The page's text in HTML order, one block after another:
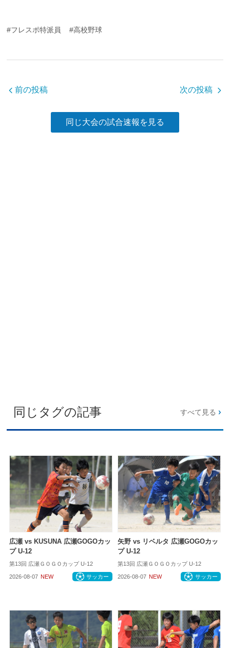
c
e
b
o
tt
er
e
#フレスポ特派員 #高校野球
前の投稿 次の投稿
同じ大会の試合速報を見る
同じタグの記事 すべて見る
広瀬 vs KUSUNA 広瀬GOGOカッ
プ U-12
第13回 広瀬ＧＯＧＯカップ U-12
2026-08-07 NEW サッカー
矢野 vs リベルタ 広瀬GOGOカッ
プ U-12
第13回 広瀬ＧＯＧＯカップ U-12
2026-08-07 NEW サッカー